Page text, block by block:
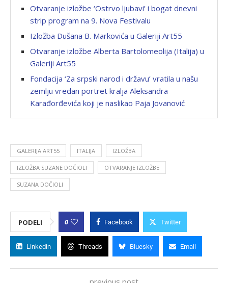
Otvaranje izložbe ‘Ostrvo ljubavi’ i bogat dnevni
strip program na 9. Nova Festivalu
Izložba Dušana B. Markovića u Galeriji Art55
Otvaranje izložbe Alberta Bartolomeolija (Italija) u
Galeriji Art55
Fondacija ‘Za srpski narod i državu’ vratila u našu
zemlju vredan portret kralja Aleksandra
Karađorđevića koji je naslikao Paja Jovanović
GALERIJA ART55 ITALIJA IZLOŽBA
IZLOŽBA SUZANE DOČIOLI OTVARANJE IZLOŽBE
SUZANA DOČIOLI
PODELI 0 Facebook Twitter
Linkedin Threads Bluesky Email